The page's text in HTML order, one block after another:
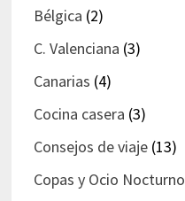
Bélgica (2)
C. Valenciana (3)
Canarias (4)
Cocina casera (3)
Consejos de viaje(13)
Copas y Ocio Nocturno